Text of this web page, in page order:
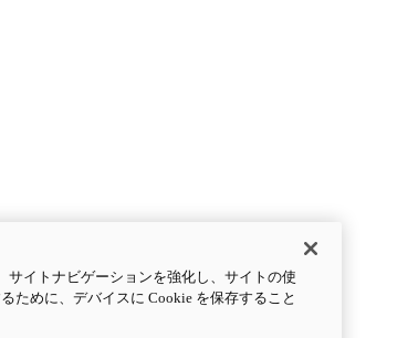
サイトナビゲーションを強化し、サイトの使
ために、デバイスに Cookie を保存すること